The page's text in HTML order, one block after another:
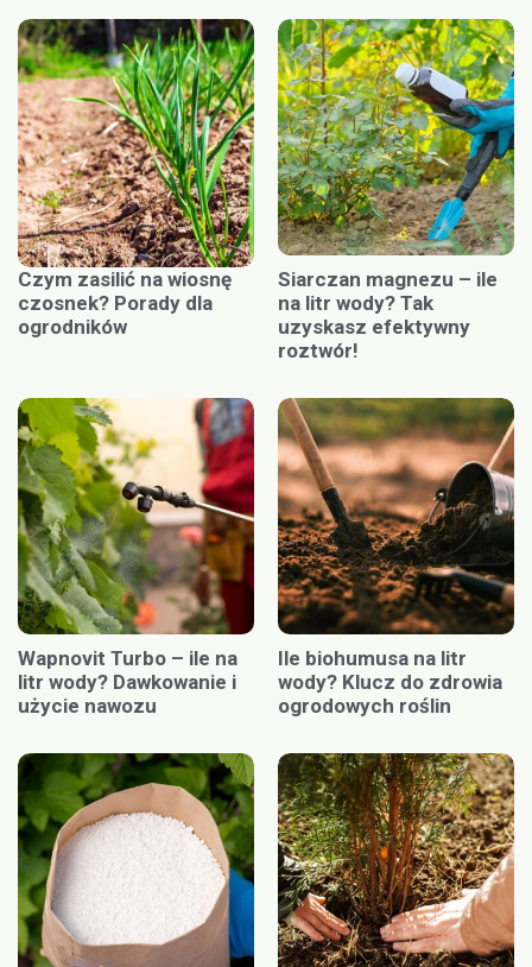
Czym zasilić na wiosnę
czosnek? Porady dla
ogrodników
Siarczan magnezu – ile
na litr wody? Tak
uzyskasz efektywny
roztwór!
Wapnovit Turbo – ile na
litr wody? Dawkowanie i
użycie nawozu
Ile biohumusa na litr
wody? Klucz do zdrowia
ogrodowych roślin